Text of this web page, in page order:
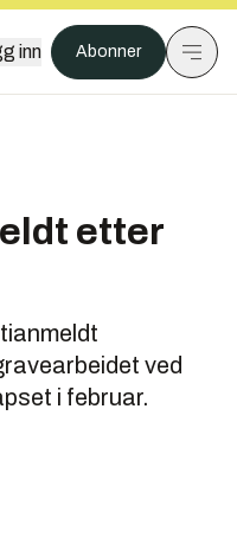
inn Abonner
etter
ved
i februar.